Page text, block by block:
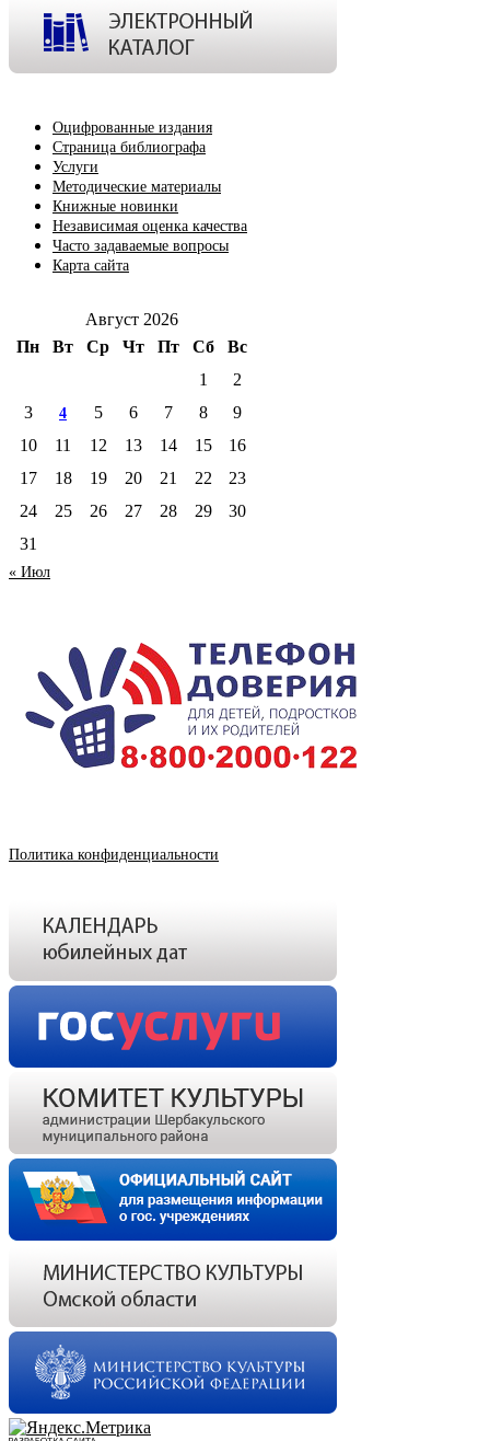
Оцифрованные издания
Страница библиографа
Услуги
Методические материалы
Книжные новинки
Независимая оценка качества
Часто задаваемые вопросы
Карта сайта
Август 2026
Пн
Вт Ср Чт Пт Сб
Вс
1
2
3
4 5 6 7 8
9
10
11 12 13 14 15
16
17
18 19 20 21 22
23
24
25 26 27 28 29
30
31
« Июл
Политика конфиденциальности